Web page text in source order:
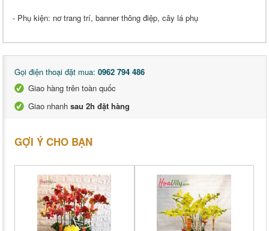
- Phụ kiện: nơ trang trí, banner thông điệp, cây lá phụ
Gọi điện thoại đặt mua: 0962 794 486
Giao hàng trên toàn quốc
Giao nhanh sau 2h đặt hàng
GỢI Ý CHO BẠN